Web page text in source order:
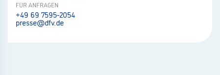
FÜR ANFRAGEN
+49 69 7595-2054
presse@dfv.de